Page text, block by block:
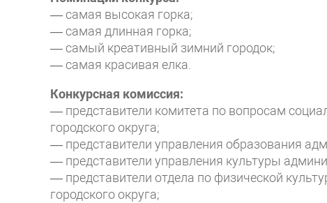
— самая высокая горка;
— самая длинная горка;
— самый креативный зимний городок;
— самая красивая елка.
Конкурсная комиссия:
— представители комитета по вопросам
городского округа;
— представители управления образования
— представители управления культуры
— представители отдела по физической
городского округа;